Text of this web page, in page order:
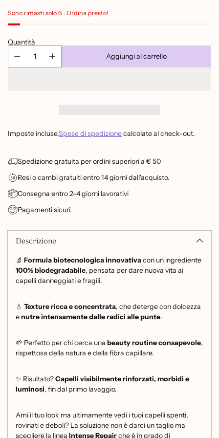
listino
Sono rimasti solo 6 . Ordina presto!
Quantità
Aggiungi al carrello
Imposte incluse.Spese di spedizionecalcolate al check-out.
Spedizione gratuita per ordini superiori a € 50
Resi o cambi gratuiti entro 14 giorni dall'acquisto.
Consegna entro 2-4 giorni lavorativi
Pagamenti sicuri
Descrizione
🔬 Formula biotecnologica innovativacon un ingrediente
100% biodegradabile, pensata per dare nuova vita ai
capelli danneggiati e fragili.
💧 Texture ricca e concentrata, che deterge con dolcezza
enutre intensamente dalle radici alle punte.
🌱 Perfetto per chi cerca una beauty routine consapevole,
rispettosa della natura e della fibra capillare.
✨ Risultato?Capelli visibilmente rinforzati, morbidi e
luminosi, fin dal primo lavaggio.
Ami il tuo look ma ultimamente vedi i tuoi capelli spenti,
rovinati e deboli? La soluzione non è darci un taglio ma
scegliere la linea Intense Repairche è in grado di